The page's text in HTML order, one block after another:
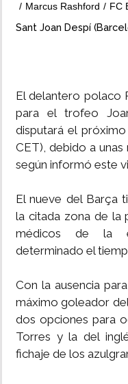
Marcus Rashford
FC
Sant Joan Despí
El delantero polaco
para el trofeo
disputará el
CET), debido a
según informó este
El nueve del Barça
la citada zona de la
médicos de la
determinado el
Con la ausencia
máximo goleador
dos opciones para
Torres y la del
fichaje de los